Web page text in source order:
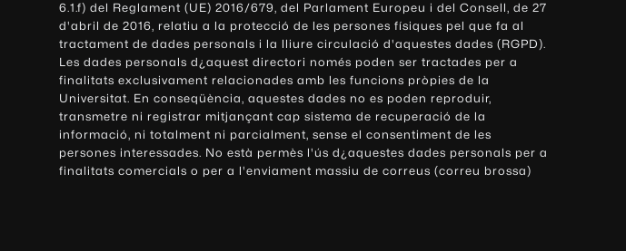
6.1.f) del Reglament (UE) 2016/679, del Parlament Europeu i del Consell, de 27
d'abril de 2016, relatiu a la protecció de les persones físiques pel que fa al
tractament de dades personals i la lliure circulació d'aquestes dades (RGPD).
Les dades personals d¿aquest directori només poden ser tractades per a
finalitats exclusivament relacionades amb les funcions pròpies de la
Universitat. En conseqüència, aquestes dades no es poden reproduir,
transmetre ni registrar mitjançant cap sistema de recuperació de la
informació, ni totalment ni parcialment, sense el consentiment de les
persones interessades. No està permès l'ús d¿aquestes dades personals per a
finalitats comercials o per a l'enviament massiu de correus (correu brossa)